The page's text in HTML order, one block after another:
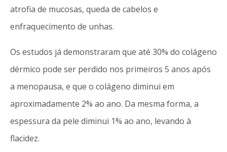
atrofia de mucosas, queda de cabelos e
enfraquecimento de unhas.
Os estudos já demonstraram que até 30% do colágeno
dérmico pode ser perdido nos primeiros 5 anos após
a menopausa, e que o colágeno diminui em
aproximadamente 2% ao ano. Da mesma forma, a
espessura da pele diminui 1% ao ano, levando à
flacidez.